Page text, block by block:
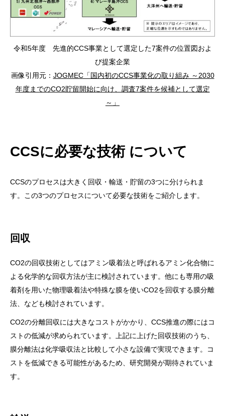
令和5年度 先進的CCS事業として選定した7案件の位置図およ
び提案企業
画像引用元： JOGMEC「国内初のCCS事業化の取り組み ～2030
年度までのCO2貯留開始に向け、調査7案件を候補として選定
～」
CCSに必要な技術 について
CCSのプロセスは大きく回収・輸送・貯留の3つに分けられま
す。この3つのプロセスについて必要な技術をご紹介します。
回収
CO2の回収技術としてはアミン吸着法と呼ばれるアミン化合物に
よる化学的な回収方法が主に検討されています。他にも専用の吸
着剤を用いた物理吸着法や特殊な膜を使いCO2を回収する膜分離
法、なども検討されています。
CO2の分離回収には大きなコストがかかり、CCS推進の際にはコ
ストの低減が求められています。上記に上げた回収技術のうち、
膜分離法は化学吸収法と比較して小さな設備で実現できます。コ
ストを低減できる可能性があるため、研究開発が期待されていま
す。